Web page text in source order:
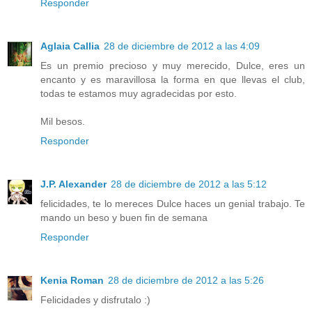
Responder
Aglaia Callia 28 de diciembre de 2012 a las 4:09
Es un premio precioso y muy merecido, Dulce, eres un
encanto y es maravillosa la forma en que llevas el club,
todas te estamos muy agradecidas por esto.
Mil besos.
Responder
J.P. Alexander 28 de diciembre de 2012 a las 5:12
felicidades, te lo mereces Dulce haces un genial trabajo. Te
mando un beso y buen fin de semana
Responder
Kenia Roman 28 de diciembre de 2012 a las 5:26
Felicidades y disfrutalo :)